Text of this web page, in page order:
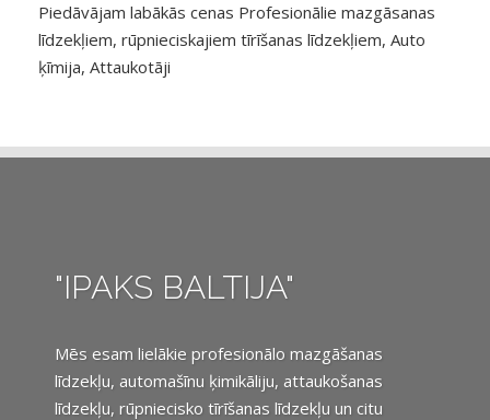
Piedāvājam labākās cenas Profesionālie mazgāsanas
līdzekļiem, rūpnieciskajiem tīrīšanas līdzekļiem, Auto
ķīmija, Attaukotāji
"IPAKS BALTIJA"
Mēs esam lielākie profesionālo mazgāšanas
līdzekļu, automašīnu ķimikāliju, attaukošanas
līdzekļu, rūpniecisko tīrīšanas līdzekļu un citu